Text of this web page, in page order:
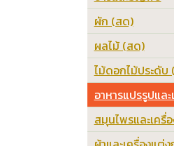
ผัก (สด)
ผลไม้ (สด)
ไม้ดอกไม้ประดับ
อาหารแปรรูปแล
สมุนไพรและเครื่